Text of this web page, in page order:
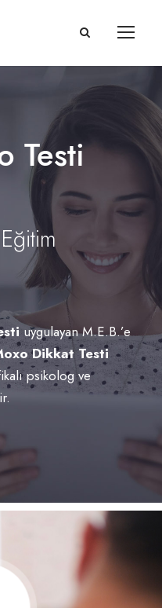
Testi
uygulayan M.E.B.’e
Dikkat Testi
psikolog ve